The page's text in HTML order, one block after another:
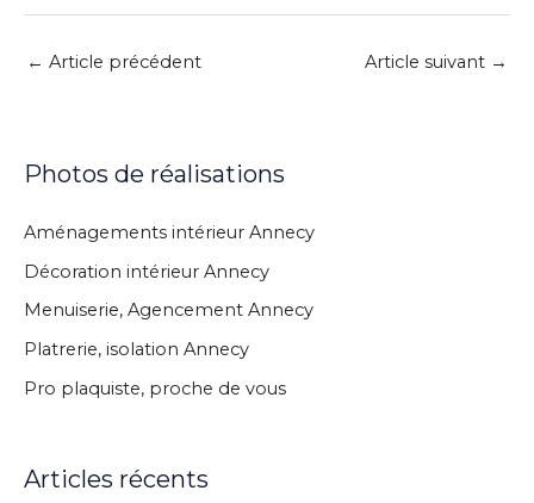
← Article précédent Article suivant →
Photos de réalisations
Aménagements intérieur Annecy
Décoration intérieur Annecy
Menuiserie, Agencement Annecy
Platrerie, isolation Annecy
Pro plaquiste, proche de vous
Articles récents